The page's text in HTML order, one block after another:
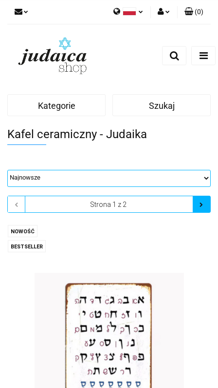
(0)
Kategorie Szukaj
Kafel ceramiczny - Judaika
NOWOŚĆ
BESTSELLER